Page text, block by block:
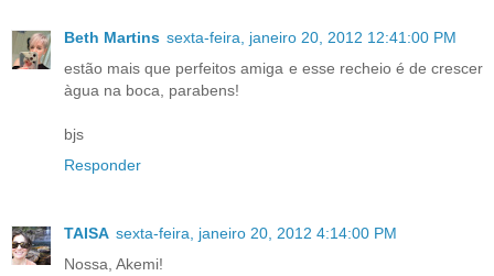
Beth Martins sexta-feira, janeiro 20, 2012 12:41:00 PM
estão mais que perfeitos amiga e esse recheio é de crescer
àgua na boca, parabens!
bjs
Responder
TAISA sexta-feira, janeiro 20, 2012 4:14:00 PM
Nossa, Akemi!